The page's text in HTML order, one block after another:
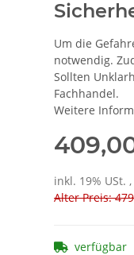
Um die
notwendig.
Sollten
Fachhandel.
Weitere
inkl. 19% USt.
Alter Preis:
verfügbar